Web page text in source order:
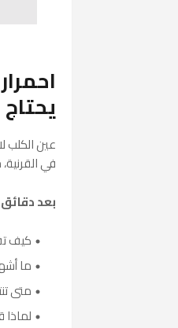
عين الكلب
في
بعد
كيف
ما
متى